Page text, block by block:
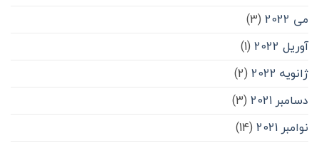
می 2022
(3)
آوریل 2022
(1)
ژانویه 2022
(2)
دسامبر 2021
(3)
نوامبر 2021
(14)